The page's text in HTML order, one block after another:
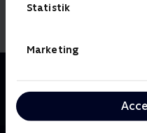
Statistik
Marketing
danse og rykke os til